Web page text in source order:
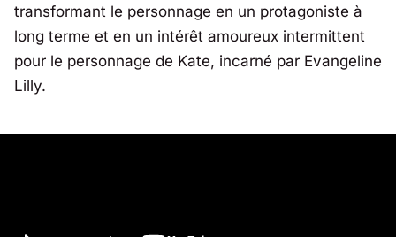
transformant le personnage en un protagoniste à
long terme et en un intérêt amoureux intermittent
pour le personnage de Kate, incarné par Evangeline
Lilly.